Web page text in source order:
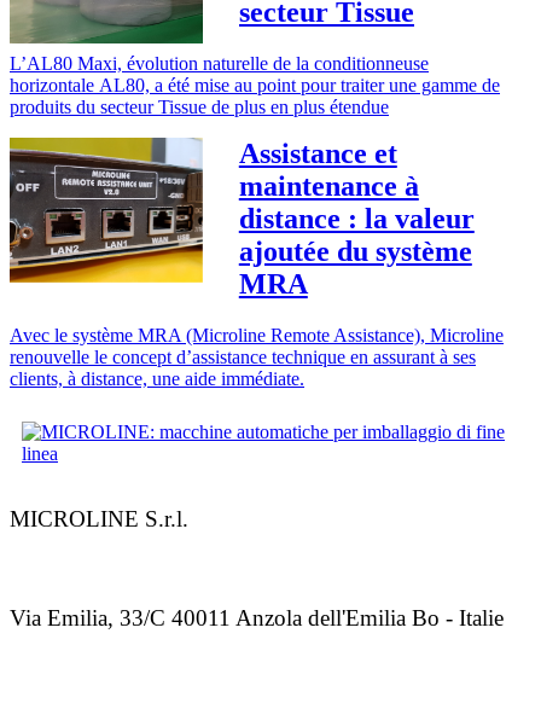
secteur Tissue
L’AL80 Maxi, évolution naturelle de la conditionneuse
horizontale AL80, a été mise au point pour traiter une gamme de
produits du secteur Tissue de plus en plus étendue
Assistance et
maintenance à
distance : la valeur
ajoutée du système
MRA
Avec le système MRA (Microline Remote Assistance), Microline
renouvelle le concept d’assistance technique en assurant à ses
clients, à distance, une aide immédiate.
MICROLINE S.r.l.
Via Emilia, 33/C 40011 Anzola dell'Emilia Bo - Italie